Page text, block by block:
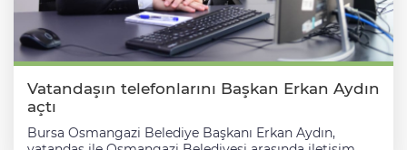
Vatandaşın telefonlarını Başkan Erkan Aydın
açtı
Bursa Osmangazi Belediye Başkanı Erkan Aydın,